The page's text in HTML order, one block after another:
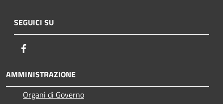
SEGUICI SU
AMMINISTRAZIONE
Organi di Governo